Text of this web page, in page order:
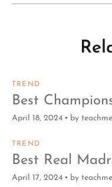
TREND
Best
April 18, 2024 by
TREND
Best Real
April 17, 2024 by